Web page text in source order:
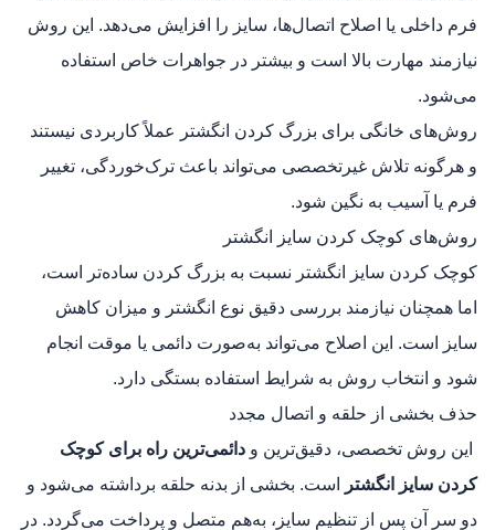
فرم داخلی یا اصلاح اتصال‌ها، سایز را افزایش می‌دهد. این روش
نیازمند مهارت بالا است و بیشتر در جواهرات خاص استفاده
می‌شود.
روش‌های خانگی برای بزرگ‌ کردن انگشتر عملاً کاربردی نیستند
و هرگونه تلاش غیرتخصصی می‌تواند باعث ترک‌خوردگی، تغییر
فرم یا آسیب به نگین شود.
روش‌های کوچک کردن سایز انگشتر
کوچک کردن سایز انگشتر نسبت به بزرگ‌ کردن ساده‌تر است،
اما همچنان نیازمند بررسی دقیق نوع انگشتر و میزان کاهش
سایز است. این اصلاح می‌تواند به‌صورت دائمی یا موقت انجام
شود و انتخاب روش به شرایط استفاده بستگی دارد.
حذف بخشی از حلقه و اتصال مجدد
این روش تخصصی، دقیق‌ترین و دائمی‌ترین راه برای کوچک
کردن سایز انگشتر
است. بخشی از بدنه حلقه برداشته می‌شود و
دو سر آن پس از تنظیم سایز، به‌هم متصل و پرداخت می‌گردد. در